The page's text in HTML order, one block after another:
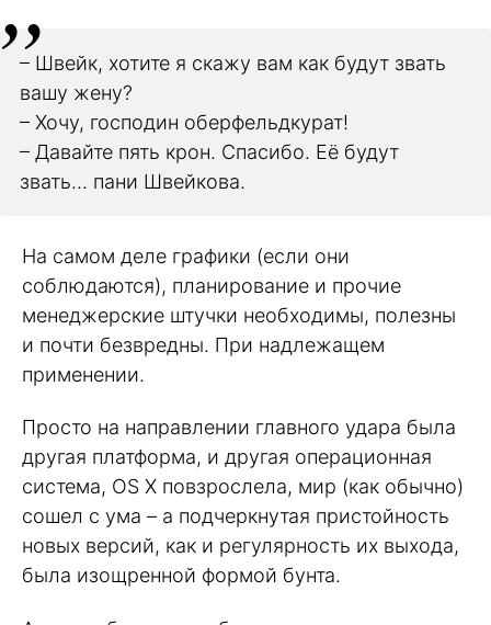
– Швейк, хотите я скажу вам как будут звать
вашу жену?
– Хочу, господин оберфельдкурат!
– Давайте пять крон. Спасибо. Её будут
звать… пани Швейкова.
На самом деле графики (если они
соблюдаются), планирование и прочие
менеджерские штучки необходимы, полезны
и почти безвредны. При надлежащем
применении.
Просто на направлении главного удара была
другая платформа, и другая операционная
система, OS X повзрослела, мир (как обычно)
сошел с ума – а подчеркнутая пристойность
новых версий, как и регулярность их выхода,
была изощренной формой бунта.